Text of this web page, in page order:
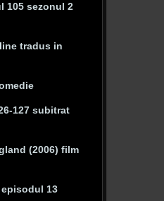
105 sezonul 2
tradus in
127 subitrat
(2006) film
13